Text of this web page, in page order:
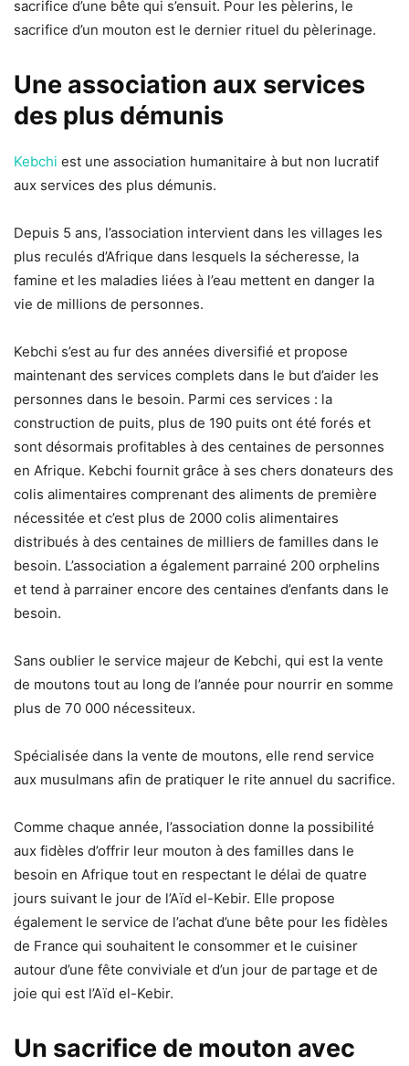
sacrifice d’une bête qui s’ensuit. Pour les pèlerins, le
sacrifice d’un mouton est le dernier rituel du pèlerinage.
Une association aux services
des plus démunis
Kebchi est une association humanitaire à but non lucratif
aux services des plus démunis.
Depuis 5 ans, l’association intervient dans les villages les
plus reculés d’Afrique dans lesquels la sécheresse, la
famine et les maladies liées à l’eau mettent en danger la
vie de millions de personnes.
Kebchi s’est au fur des années diversifié et propose
maintenant des services complets dans le but d’aider les
personnes dans le besoin. Parmi ces services : la
construction de puits, plus de 190 puits ont été forés et
sont désormais profitables à des centaines de personnes
en Afrique. Kebchi fournit grâce à ses chers donateurs des
colis alimentaires comprenant des aliments de première
nécessitée et c’est plus de 2000 colis alimentaires
distribués à des centaines de milliers de familles dans le
besoin. L’association a également parrainé 200 orphelins
et tend à parrainer encore des centaines d’enfants dans le
besoin.
Sans oublier le service majeur de Kebchi, qui est la vente
de moutons tout au long de l’année pour nourrir en somme
plus de 70 000 nécessiteux.
Spécialisée dans la vente de moutons, elle rend service
aux musulmans afin de pratiquer le rite annuel du sacrifice.
Comme chaque année, l’association donne la possibilité
aux fidèles d’offrir leur mouton à des familles dans le
besoin en Afrique tout en respectant le délai de quatre
jours suivant le jour de l’Aïd el-Kebir. Elle propose
également le service de l’achat d’une bête pour les fidèles
de France qui souhaitent le consommer et le cuisiner
autour d’une fête conviviale et d’un jour de partage et de
joie qui est l’Aïd el-Kebir.
Un sacrifice de mouton avec